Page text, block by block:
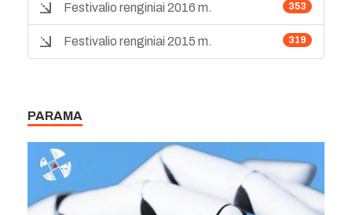
353
Festivalio renginiai 2016 m.
319
Festivalio renginiai 2015 m.
PARAMA